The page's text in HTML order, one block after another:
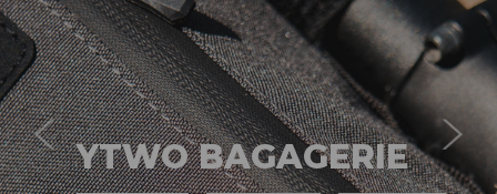
YTWO BAGAGERIE